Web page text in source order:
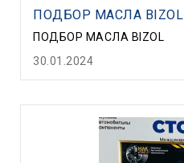
ПОДБОР МАСЛА BIZOL
ПОДБОР МАСЛА BIZOL
30.01.2024